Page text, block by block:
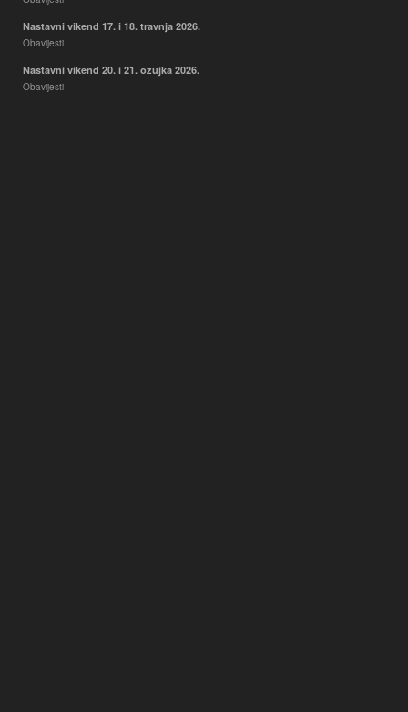
Nastavni vikend 17. i 18. travnja 2026.
Obavijesti
Nastavni vikend 20. i 21. ožujka 2026.
Obavijesti